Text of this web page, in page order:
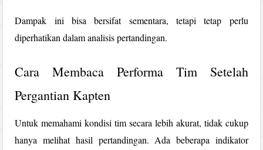
Dampak ini bisa bersifat sementara, tetapi tetap perlu
diperhatikan dalam analisis pertandingan.
Cara Membaca Performa Tim Setelah
Pergantian Kapten
Untuk memahami kondisi tim secara lebih akurat, tidak cukup
hanya melihat hasil pertandingan. Ada beberapa indikator